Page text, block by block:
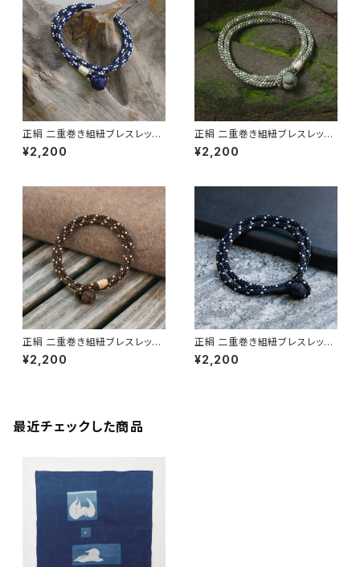
正絹 二重巻き組紐ブレスレット
TABITOTE別注カラー ネイビ
ー×サンドベージュ 昇苑くみひ
レゼント】【父の日 お誕生日】
¥2,200
正絹 二重巻き組紐ブレスレット
TABITOTE別注カラー カーキ
グリーン 昇苑くみひも【京都】
¥2,200
正絹 二重巻き組紐ブレスレット
TABITOTE別注カラー ブラウ
ン×ベージュ ＜茶色＞ 昇苑くみ
¥2,200
正絹 二重巻き組紐ブレスレット
TABITOTE別注カラー Urban
Black ＜黒＞ 昇苑くみひも【京
¥2,200
最近チェックした商品